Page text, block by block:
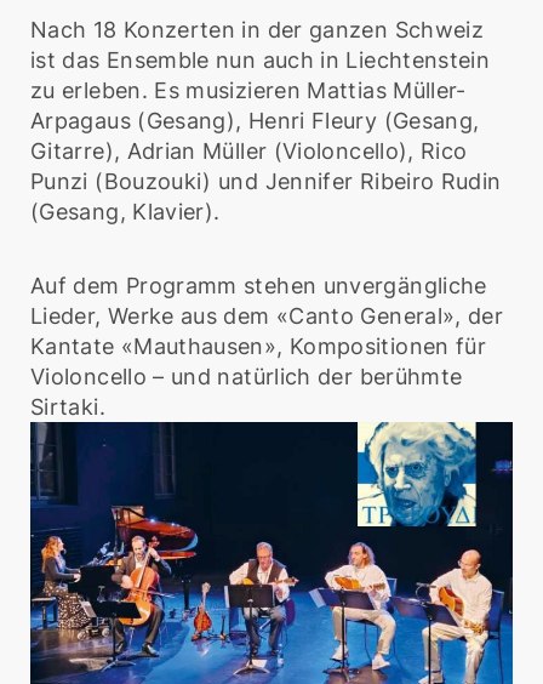
Nach 18 Konzerten in der ganzen Schweiz
ist das Ensemble nun auch in Liechtenstein
zu erleben. Es musizieren Mattias Müller-
Arpagaus (Gesang), Henri Fleury (Gesang,
Gitarre), Adrian Müller (Violoncello), Rico
Punzi (Bouzouki) und Jennifer Ribeiro Rudin
(Gesang, Klavier).
Auf dem Programm stehen unvergängliche
Lieder, Werke aus dem «Canto General», der
Kantate «Mauthausen», Kompositionen für
Violoncello – und natürlich der berühmte
Sirtaki.